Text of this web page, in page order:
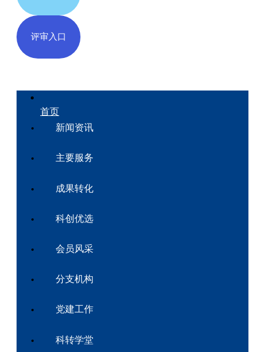
评审入口
首页
新闻资讯
主要服务
成果转化
科创优选
会员风采
分支机构
党建工作
科转学堂